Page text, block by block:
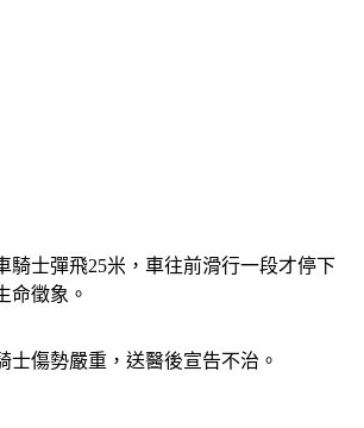
騎士彈飛25米，車往前滑行一段才停下
命徵象。
士傷勢嚴重，送醫後宣告不治。